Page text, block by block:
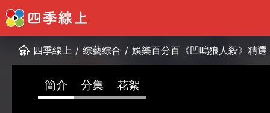
四季線上 / 綜藝綜合 / 娛樂百分百《凹嗚狼人殺》精選
簡介 分集 花絮